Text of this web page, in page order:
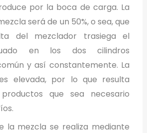
por la boca de carga. La
será de un 50%, o sea, que
del mezclador trasiega el
en los dos cilindros
y así constantemente. La
elevada, por lo que resulta
que sea necesario
la mezcla se realiza mediante